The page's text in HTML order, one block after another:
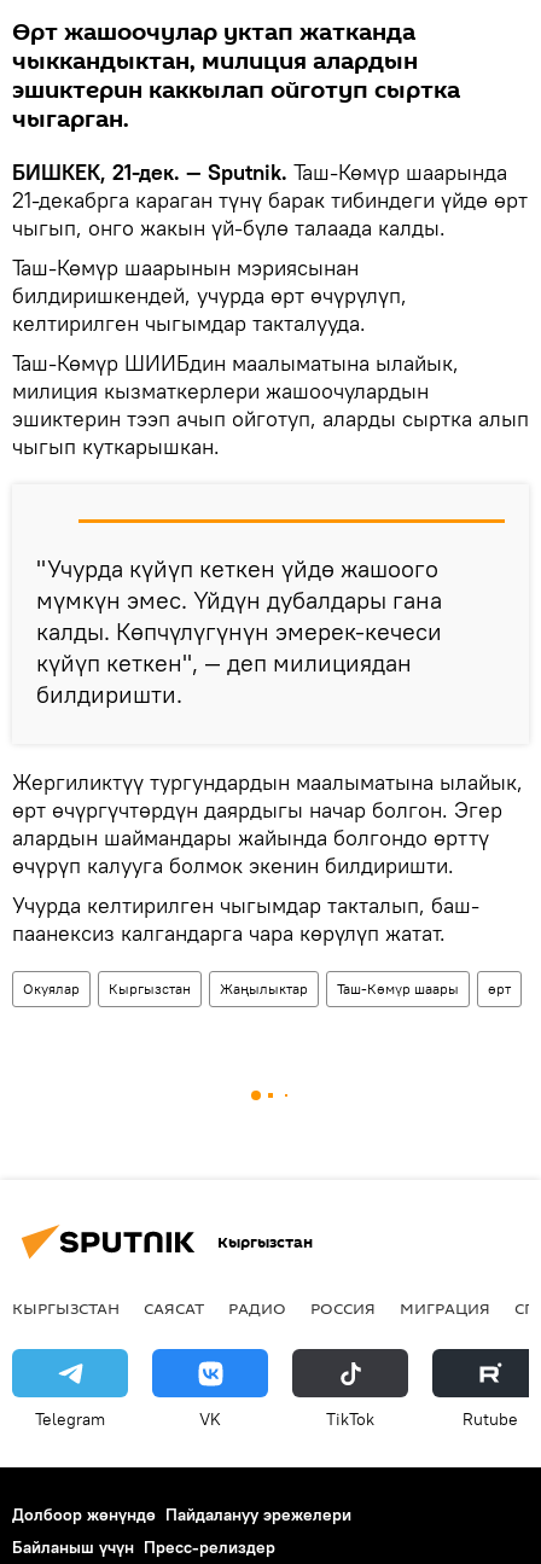
Өрт жашоочулар уктап жатканда
чыккандыктан, милиция алардын
эшиктерин каккылап ойготуп сыртка
чыгарган.
БИШКЕК, 21-дек. — Sputnik. Таш-Көмүр шаарында
21-декабрга караган түнү барак тибиндеги үйдө өрт
чыгып, онго жакын үй-бүлө талаада калды.
Таш-Көмүр шаарынын мэриясынан
билдиришкендей, учурда өрт өчүрүлүп,
келтирилген чыгымдар такталууда.
Таш-Көмүр ШИИБдин маалыматына ылайык,
милиция кызматкерлери жашоочулардын
эшиктерин тээп ачып ойготуп, аларды сыртка алып
чыгып куткарышкан.
"Учурда күйүп кеткен үйдө жашоого
мүмкүн эмес. Үйдүн дубалдары гана
калды. Көпчүлүгүнүн эмерек-кечеси
күйүп кеткен", — деп милициядан
билдиришти.
Жергиликтүү тургундардын маалыматына ылайык,
өрт өчүргүчтөрдүн даярдыгы начар болгон. Эгер
алардын шаймандары жайында болгондо өрттү
өчүрүп калууга болмок экенин билдиришти.
Учурда келтирилген чыгымдар такталып, баш-
паанексиз калгандарга чара көрүлүп жатат.
Окуялар Кыргызстан Жаңылыктар Таш-Көмүр шаары өрт
Кыргызстан
КЫРГЫЗСТАН САЯСАТ РАДИО РОССИЯ МИГРАЦИЯ
Telegram VK ТikТоk Rutube
Долбоор жөнүндө Пайдалануу эрежелери
Байланыш үчүн Пресс-релиздер